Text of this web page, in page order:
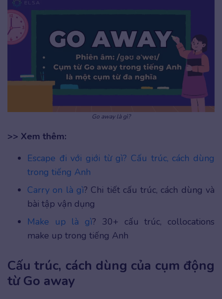
Go away là gì?
>> Xem thêm:
Escape đi với giới từ gì? Cấu trúc, cách dùng
trong tiếng Anh
Carry on là gì? Chi tiết cấu trúc, cách dùng và
bài tập vận dụng
Make up là gì? 30+ cấu trúc, collocations
make up trong tiếng Anh
Cấu trúc, cách dùng của cụm động
từ Go away